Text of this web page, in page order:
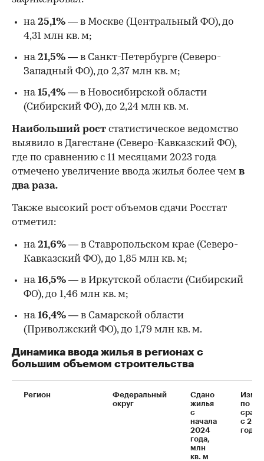
на25,1% — в Москве (Центральный ФО), до
4,31 млн кв. м;
на21,5% — в Санкт-Петербурге (Северо-
Западный ФО), до 2,37 млн кв. м;
на15,4% — в Новосибирской области
(Сибирский ФО), до 2,24 млн кв. м.
Наибольший рост статистическое ведомство
выявило в Дагестане (Северо-Кавказский ФО),
где по сравнению с 11 месяцами 2023 года
отмечено увеличение ввода жилья более чем в
два раза.
Также высокий рост объемов сдачи Росстат
отметил:
на21,6% — в Ставропольском крае (Северо-
Кавказский ФО), до 1,85 млн кв. м;
на16,5% — в Иркутской области (Сибирский
ФО), до 1,46 млн кв. м;
на16,4% — в Самарской области
(Приволжский ФО), до 1,79 млн кв. м.
Динамика ввода жилья в регионах с
большим объемом строительства
Регион
Федеральный
округ
Сдано
жилья
с
начала
2024
года,
млн
кв. м
по
с